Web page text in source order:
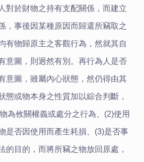
對於財物之持有支配關係，而建立
，事後因某種原因而歸還所竊取之
有物歸原主之客觀行為，然就其自
意圖，則迥然有別。再行為人是否
意圖，雖屬內心狀態，然仍得由其
態或物本身之性質加以綜合判斷，
為攸關權義或處分之行為、(2)使用
是否因使用而產生耗損、(3)是否事
的目的，而將所竊之物放回原處，